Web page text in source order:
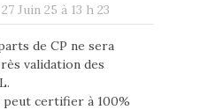
Juin 25 à 13 h 23
de CP ne sera
validation des
peut certifier à 100%